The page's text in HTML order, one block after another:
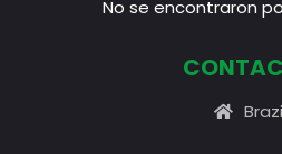
No se encontraron